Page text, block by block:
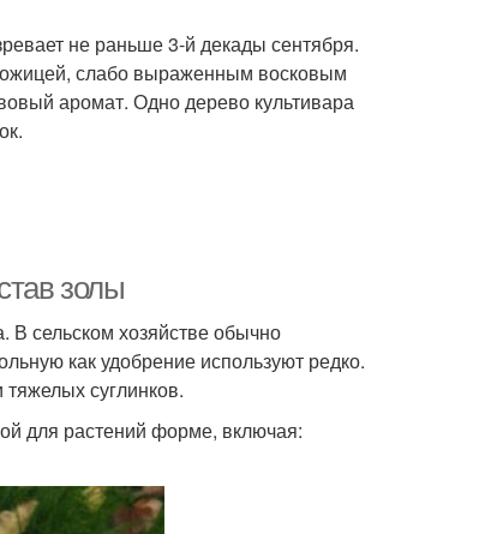
не раньше 3-й декады сентября.
слабо выраженным восковым
аромат. Одно дерево культивара
золы
В сельском хозяйстве обычно
как удобрение используют редко.
суглинков.
для растений форме, включая: